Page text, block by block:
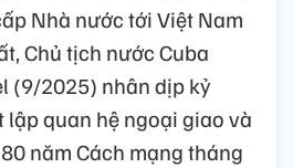
Nhà nước tới Việt Nam
Chủ tịch nước Cuba
(9/2025) nhân dịp kỷ
lập quan hệ ngoại giao và
năm Cách mạng tháng